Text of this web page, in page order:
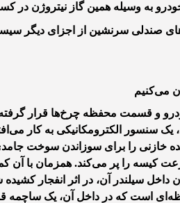
به وسیله همین گاز نیتروژن در
صندلی سرنشین از اجزای دیگر
و قسمت محفظه چرخ‌ها قرار
یک سنسور الکترومکانیکی به کار
خازنی را برای سوزاندن سوخت
کیسه را پر می‌کند. همزمان با آن
سیلندر آن، در اثر انفجار
است که در داخل آن، یک ساچمه